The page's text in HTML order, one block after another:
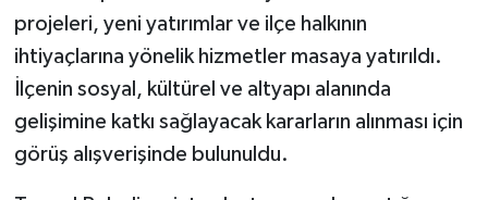
projeleri, yeni yatırımlar ve ilçe halkının
ihtiyaçlarına yönelik hizmetler masaya yatırıldı.
İlçenin sosyal, kültürel ve altyapı alanında
gelişimine katkı sağlayacak kararların alınması için
görüş alışverişinde bulunuldu.